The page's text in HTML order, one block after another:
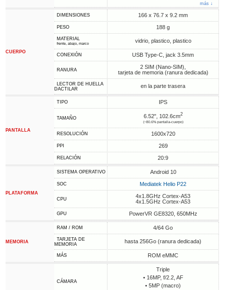
más ↓
CUERPO
DIMENSIONES 166 x 76.7 x 9.2 mm
PESO 188 g
MATERIAL
frente, abajo, marco vidrio, plastico, plastico
CONEXIÓN USB Type-C, jack 3.5mm
RANURA
2 SIM (Nano-SIM),
tarjeta de memoria (ranura dedicada)
LECTOR DE HUELLA
DACTILAR
en la parte trasera
PANTALLA
TIPO IPS
TAMAÑO 6.52", 102.6cm2
(~80.6% pantalla-cuerpo)
RESOLUCIÓN 1600x720
PPI 269
RELACIÓN 20:9
PLATAFORMA
SISTEMA OPERATIVO Android 10
SOC Mediatek Helio P22
CPU
4x1.8GHz Cortex-A53
4x1.5GHz Cortex-A53
GPU PowerVR GE8320, 650MHz
MEMORIA
RAM / ROM 4/64 Go
TARJETA DE
MEMORIA
hasta 256Go (ranura dedicada)
MÁS ROM eMMC
CÁMARA
Triple
• 16MP, f/2.2, AF
• 5MP (macro)